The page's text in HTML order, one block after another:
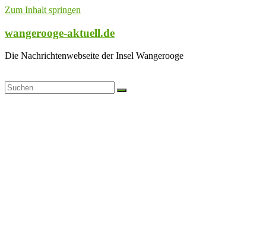
Zum Inhalt springen
wangerooge-aktuell.de
Die Nachrichtenwebseite der Insel Wangerooge